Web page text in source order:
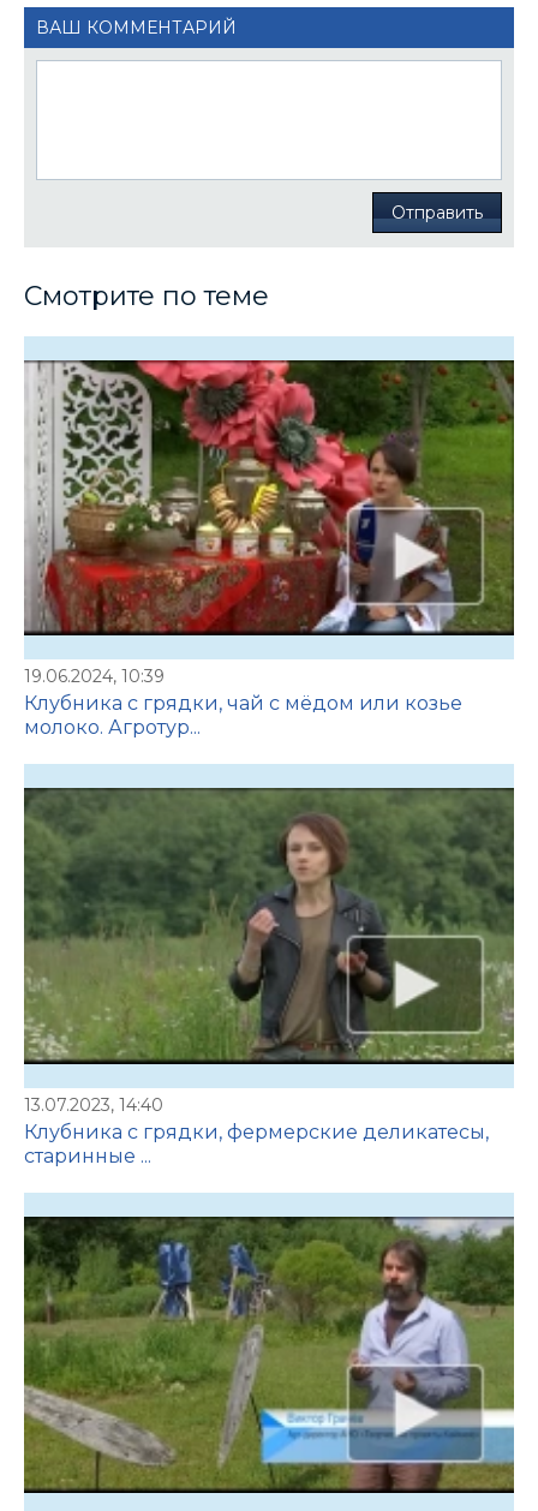
ВАШ КОММЕНТАРИЙ
Отправить
Смотрите по теме
19.06.2024, 10:39
Клубника с грядки, чай с мёдом или козье
молоко. Агротур...
13.07.2023, 14:40
Клубника с грядки, фермерские деликатесы,
старинные ...